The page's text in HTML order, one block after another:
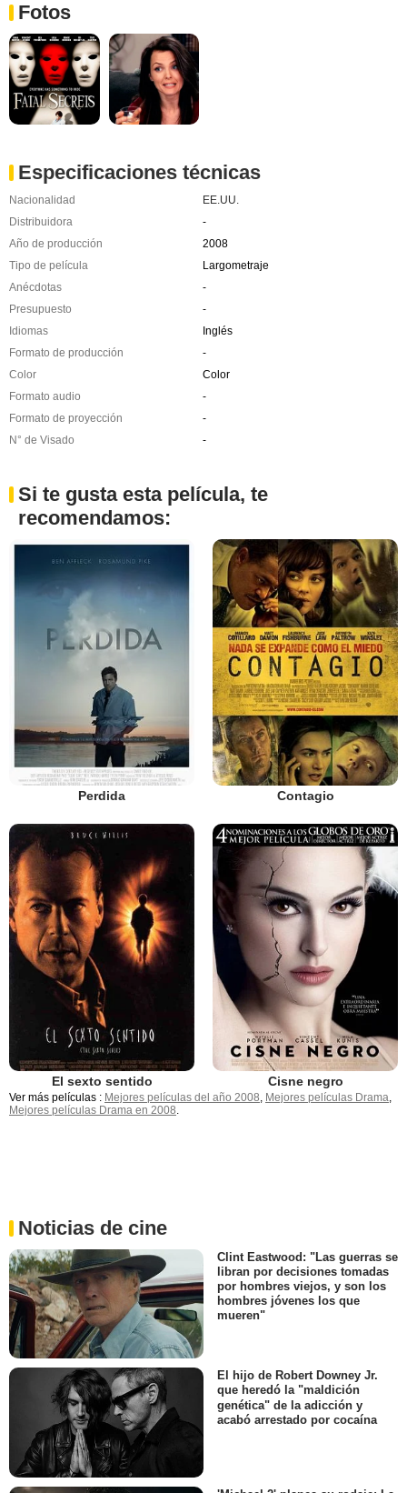
Fotos
Especificaciones técnicas
Nacionalidad
EE.UU.
Distribuidora
-
Año de producción
2008
Tipo de película
Largometraje
Anécdotas
-
Presupuesto
-
Idiomas
Inglés
Formato de producción
-
Color
Color
Formato audio
-
Formato de proyección
-
N° de Visado
-
Si te gusta esta película, te
recomendamos:
Perdida Contagio
El sexto sentido Cisne negro
Ver más películas : Mejores películas del año 2008, Mejores películas Drama,
Mejores películas Drama en 2008.
Noticias de cine
Clint Eastwood: "Las guerras se
libran por decisiones tomadas
por hombres viejos, y son los
hombres jóvenes los que
mueren"
El hijo de Robert Downey Jr.
que heredó la "maldición
genética" de la adicción y
acabó arrestado por cocaína